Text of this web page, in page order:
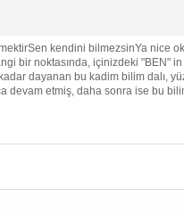
kendini bilmezsinYa
bir noktasında, içinizdeki "BEN"
dayanan bu kadim bilim dalı,
devam etmiş, daha sonra ise bu